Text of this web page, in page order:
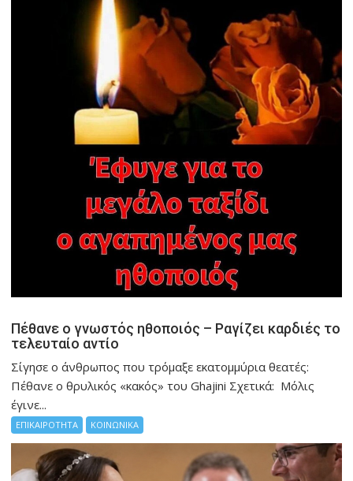
Πέθανε ο γνωστός ηθοποιός – Ραγίζει καρδιές το
τελευταίο αντίο
Σίγησε ο άνθρωπος που τρόμαξε εκατομμύρια θεατές:
Πέθανε ο θρυλικός «κακός» του Ghajini Σχετικά: Μόλις
έγινε...
ΕΠΙΚΑΙΡΟΤΗΤΑ ΚΟΙΝΩΝΙΚΑ